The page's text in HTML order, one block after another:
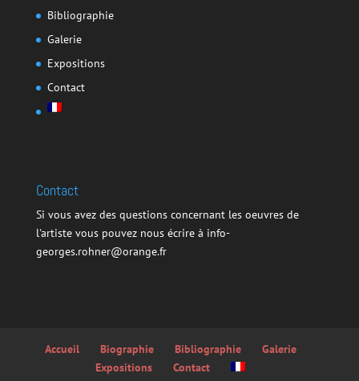
Bibliographie
Galerie
Expositions
Contact
Contact
Si vous avez des questions concernant les oeuvres de
l'artiste vous pouvez nous écrire à info-
georges.rohner@orange.fr
Accueil Biographie Bibliographie
Galerie
Expositions
Contact